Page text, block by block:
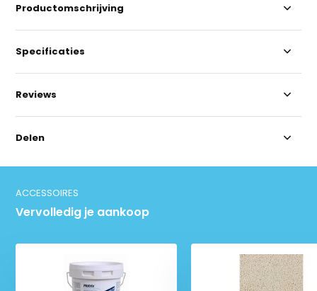
Productomschrijving
Specificaties
Reviews
Delen
ACCESSOIRES
Vervolledig je aankoop